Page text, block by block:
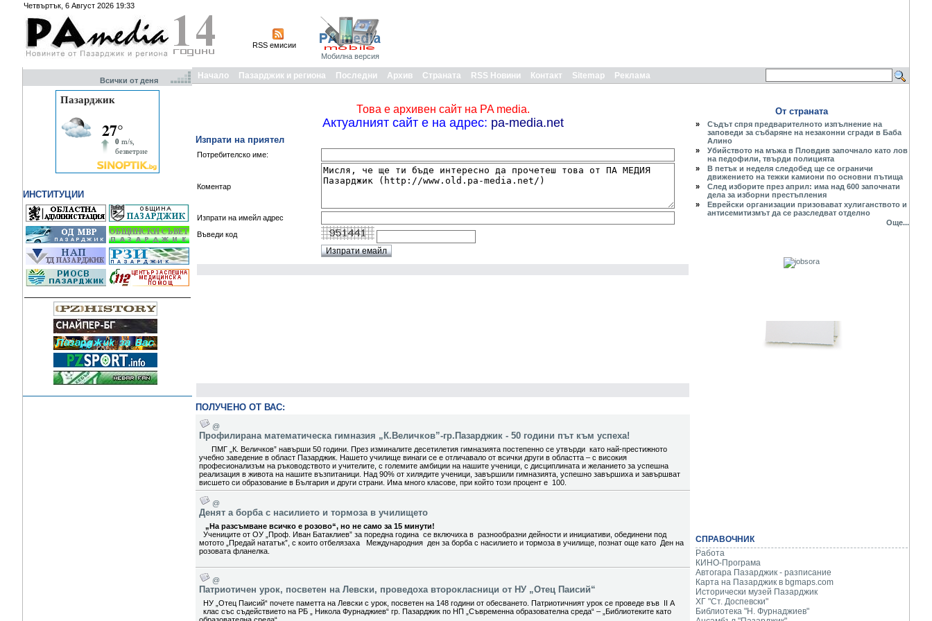
Четвъртък, 6 Август 2026 19:33
RSS емисии
Мобилна версия
Всички от деня
ИНСТИТУЦИИ
Начало Пазарджик и региона Последни Архив Страната RSS Новини Контакт Sitemap Реклама
Това е архивен сайт на PA media.
Актуалният сайт е на адрес: pa-media.net
Изпрати на приятел
Потребителско име:
Коментар
Изпрати на имейл адрес
Въведи код
ПОЛУЧЕНО ОТ ВАС:
@
Профилирана математическа гимназия „К.Величков”-гр.Пазарджик - 50 години път към успеха!
ПМГ „К. Величков” навърши 50 години. През изминалите десетилетия гимназията постепенно се утвърди като най-престижното
учебно заведение в област Пазарджик. Нашето училище винаги се е отличавало от всички други в областта – с високия
професионализъм на ръководството и учителите, с големите амбиции на нашите ученици, с дисциплината и желанието за успешна
реализация в живота на нашите възпитаници. Над 90% от хилядите ученици, завършили гимназията, успешно завършиха и завършват
висшето си образование в България и други страни. Има много класове, при който този процент е 100.
@
Денят а борба с насилието и тормоза в училището
„На разсъмване всичко е розово“, но не само за 15 минути!
Учениците от ОУ „Проф. Иван Батаклиев” за поредна година се включиха в разнообразни дейности и инициативи, обединени под
мотото „Предай нататък”, с които отбелязаха Международния ден за борба с насилието и тормоза в училище, познат още като Ден на
розовата фланелка.
@
Патриотичен урок, посветен на Левски, проведоха второкласници от НУ „Отец Паисий“
НУ „Отец Паисий“ почете паметта на Левски с урок, посветен на 148 години от обесването. Патриотичният урок се проведе във II А
клас със съдействието на РБ „ Никола Фурнаджиев“ гр. Пазарджик по НП „Съвременна образователна среда“ – „Библиотеките като
От страната
»
Съдът спря предварителното изпълнение на
заповеди за събаряне на незаконни сгради в Баба
Алино
»
Убийството на мъжа в Пловдив започнало като лов
на педофили, твърди полицията
»
В петък и неделя следобед ще се ограничи
движението на тежки камиони по основни пътища
»
След изборите през април: има над 600 започнати
дела за изборни престъпления
»
Еврейски организации призовават хулиганството и
антисемитизмът да се разследват отделно
Още...
СПРАВОЧНИК
Работа
КИНО-Програма
Автогара Пазарджик - разписание
Карта на Пазарджик в bgmaps.com
Исторически музей Пазарджик
ХГ "Ст. Доспевски"
Библиотека "Н. Фурнаджиев"